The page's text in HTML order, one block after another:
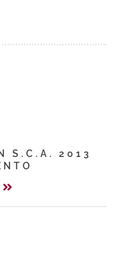
S.C.A. 2013